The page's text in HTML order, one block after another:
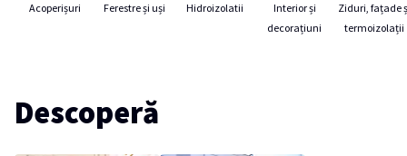
Acoperișuri Ferestre și uși Hidroizolatii
Interior și
decorațiuni
Ziduri, fațade
termoizolații
Descoperă